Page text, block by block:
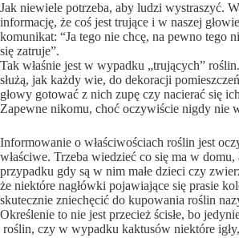
Jak niewiele potrzeba, aby ludzi wystraszyć.
informację, że coś jest trujące i w naszej
komunikat: “Ja tego nie chcę, na pewno tego
się zatruje”.
Tak właśnie jest w wypadku „trujących”
służą, jak każdy wie, do dekoracji
głowy gotować z nich zupę czy nacierać się
Zapewne nikomu, choć oczywiście nigdy nie
Informowanie o właściwościach roślin jest
właściwe. Trzeba wiedzieć co się ma w
przypadku gdy są w nim małe dzieci czy
że niektóre nagłówki pojawiające się prasie
skutecznie zniechęcić do kupowania roślin
Określenie to nie jest przecież ścisłe, bo
roślin, czy w wypadku kaktusów niektóre